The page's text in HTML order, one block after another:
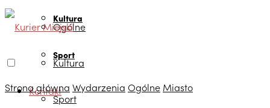
Kultura
Sport
Kontakt
Ogólne
Kultura
Sport
Strona główna Wydarzenia Ogólne Miasto